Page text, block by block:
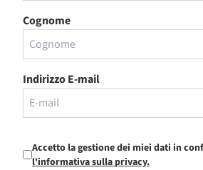
Cognome
Indirizzo E-mail
Accetto la gestione dei miei dati in
l'informativa sulla privacy.